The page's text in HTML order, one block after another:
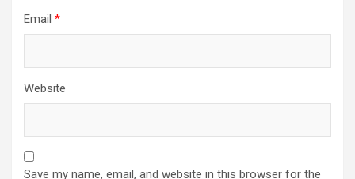
Email *
Website
Save my name, email, and website in this browser for the